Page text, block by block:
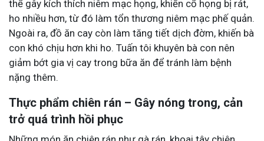
thể gây kích thích niêm mạc họng, khiến cổ họng bị rát,
ho nhiều hơn, từ đó làm tổn thương niêm mạc phế quản.
Ngoài ra, đồ ăn cay còn làm tăng tiết dịch đờm, khiến bà
con khó chịu hơn khi ho. Tuấn tôi khuyên bà con nên
giảm bớt gia vị cay trong bữa ăn để tránh làm bệnh
nặng thêm.
Thực phẩm chiên rán – Gây nóng trong, cản
trở quá trình hồi phục